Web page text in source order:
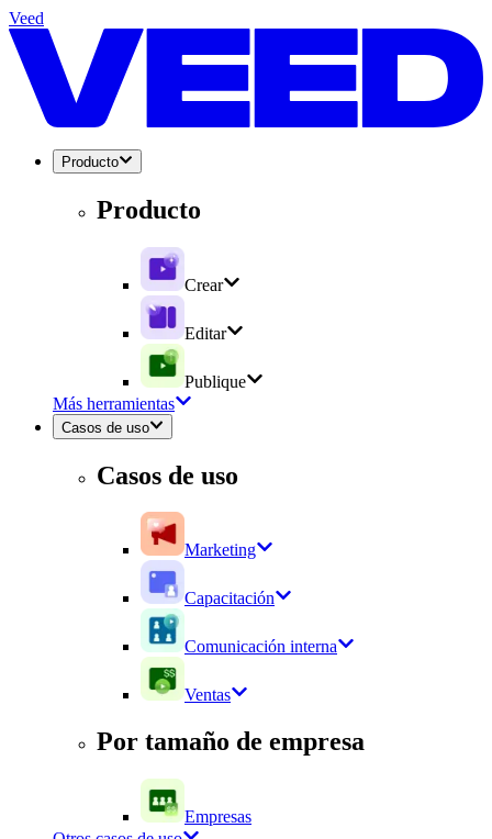
Veed
Producto
Producto
Crear
Editar
Publique
Más herramientas
Casos de uso
Casos de uso
Marketing
Capacitación
Comunicación interna
Ventas
Por tamaño de empresa
Empresas